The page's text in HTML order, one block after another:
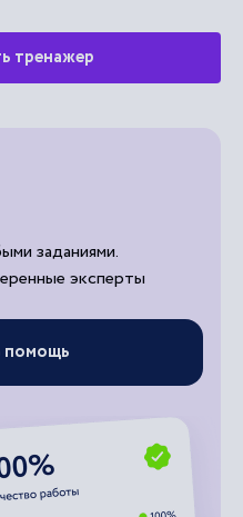
тренажер
заданиями.
эксперты
помощь